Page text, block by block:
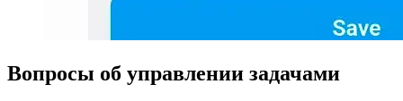
Вопросы об управлении задачами